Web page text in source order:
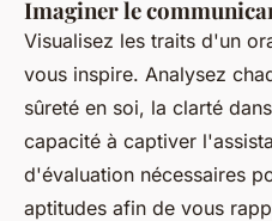
Imaginer le
Visualisez les traits d'un
vous inspire. Analysez
sûreté en soi, la clarté
capacité à captiver
d'évaluation nécessaires
aptitudes afin de vous